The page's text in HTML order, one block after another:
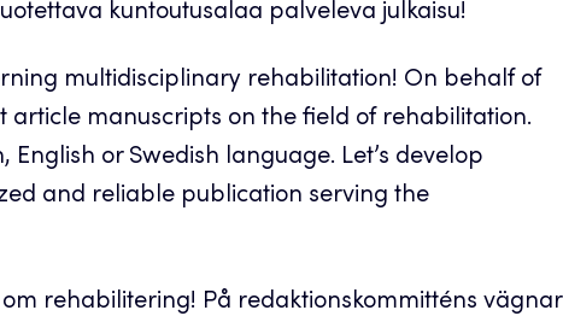
kuntoutusalaa palveleva julkaisu!
multidisciplinary rehabilitation! On behalf of
article manuscripts on the field of rehabilitation.
or Swedish language. Let’s develop
and reliable publication serving the
rehabilitering! På redaktionskommitténs vägnar